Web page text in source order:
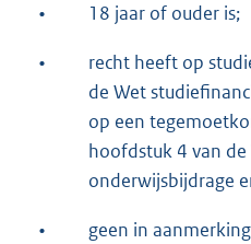
• 18 jaar of ouder is;
•
recht heeft op
de Wet
op een
hoofdstuk 4 van
onderwijsbijdrage
•
geen in